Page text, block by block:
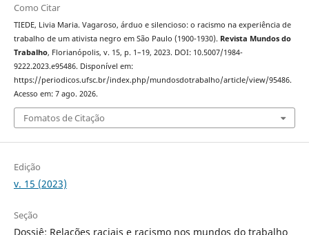
Como Citar
TIEDE, Livia Maria. Vagaroso, árduo e silencioso: o racismo na experiência de
trabalho de um ativista negro em São Paulo (1900-1930). Revista Mundos do
Trabalho, Florianópolis, v. 15, p. 1–19, 2023. DOI: 10.5007/1984-
9222.2023.e95486. Disponível em:
https://periodicos.ufsc.br/index.php/mundosdotrabalho/article/view/95486.
Acesso em: 7 ago. 2026.
Fomatos de Citação
Edição
v. 15 (2023)
Seção
Dossiê: Relações raciais e racismo nos mundos do trabalho